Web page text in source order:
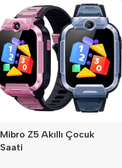
Mibro Z5 Akıllı Çocuk
Saati